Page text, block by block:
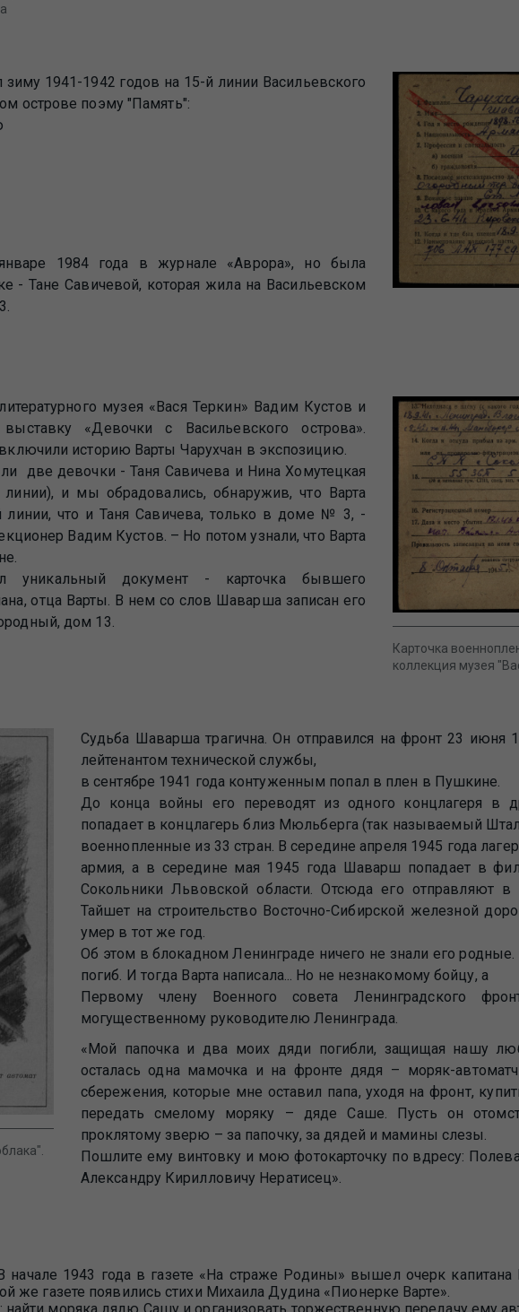
1941-1942 годов на 15-й линии Васильевского
острове поэму "Память":
1984 года в журнале «Аврора», но была
- Тане Савичевой, которая жила на Васильевском
музея «Вася Теркин» Вадим Кустов и
«Девочки с Васильевского острова».
историю Варты Чарухчан в экспозицию.
две девочки - Таня Савичева и Нина Хомутецкая
и мы обрадовались, обнаружив, что Варта
линии, что и Таня Савичева, только в доме № 3, -
Вадим Кустов. – Но потом узнали, что Варта
уникальный документ - карточка бывшего
отца Варты. В нем со слов Шаварша записан его
дом 13.
Карточка
коллекция музея
Судьба Шаварша трагична. Он отправился на фронт 23 июня
лейтенантом технической службы,
в сентябре 1941 года контуженным попал в плен в Пушкине.
До конца войны его переводят из одного концлагеря в
попадает в концлагерь близ Мюльберга (так называемый
военнопленные из 33 стран. В середине апреля 1945 года
армия, а в середине мая 1945 года Шаварш попадает в
Сокольники Львовской области. Отсюда его отправляют
Тайшет на строительство Восточно-Сибирской железной
умер в тот же год.
Об этом в блокадном Ленинграде ничего не знали его родные.
погиб. И тогда Варта написала... Но не незнакомому бойцу, а
Первому члену Военного совета Ленинградского
могущественному руководителю Ленинграда.
«Мой папочка и два моих дяди погибли, защищая нашу
осталась одна мамочка и на фронте дядя – моряк-
сбережения, которые мне оставил папа, уходя на фронт,
передать смелому моряку – дяде Саше. Пусть он
проклятому зверю – за папочку, за дядей и мамины слезы.
Пошлите ему винтовку и мою фотокарточку по вдресу:
Александру Кирилловичу Нератисец».
начале 1943 года в газете «На страже Родины» вышел очерк
же газете появились стихи Михаила Дудина «Пионерке Варте».